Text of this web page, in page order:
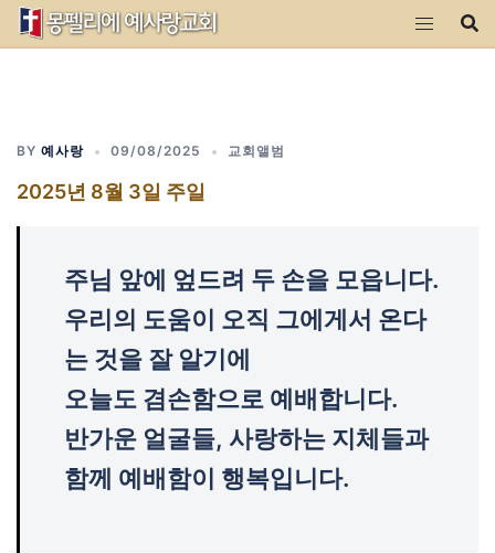
Skip
BY 예사랑 09/08/2025 교회앨범
2025년 8월 3일 주일
주님 앞에 엎드려 두 손을 모읍니다.
우리의 도움이 오직 그에게서 온다
는 것을 잘 알기에
오늘도 겸손함으로 예배합니다.
반가운 얼굴들, 사랑하는 지체들과
함께 예배함이 행복입니다.